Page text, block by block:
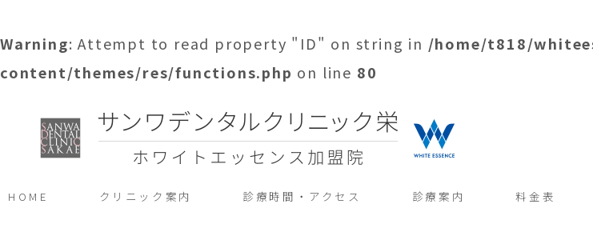
Warning: Attempt to read property "ID" on string in /home/t818/
content/themes/res/functions.php on line 80
HOME クリニック案内 診療時間・アクセス 診療案内 料金表